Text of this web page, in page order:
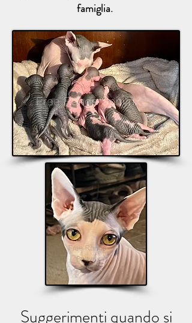
famiglia.
Suggerimenti quando si